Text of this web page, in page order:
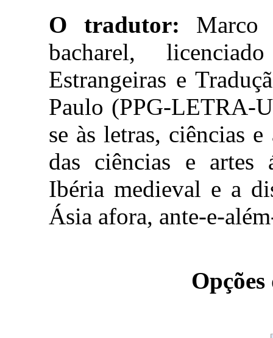
O tradutor: Marco
bacharel,
Estrangeiras e
Paulo (PPG-LETRA-
se às letras, ciências
das ciências e artes
Ibéria medieval e a
Ásia afora, ante-e-